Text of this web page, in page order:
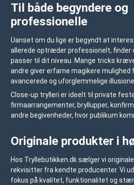
Til både begyndere og
professionelle
Uanset om du lige er begyndt at
allerede optræder professionelt, finder
passer til dit niveau. Mange tricks
andre giver erfarne magikere mulighed
avancerede og uforglemmelige
Close-up trylleri er ideelt til private
firmaarrangementer, bryllupper,
andre begivenheder, hvor publikum
Originale produkter i
Hos Tryllebutikken.dksælger vi
rekvisitter fra kendte producenter. Vi
fokus på kvalitet, funktionalitet og